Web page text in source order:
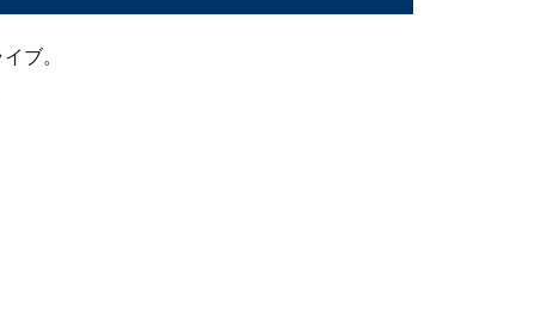
足りない場合は要注意！すぐに点検を
ブ。